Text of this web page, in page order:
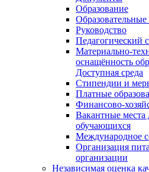
Образование
Руководство
Педагогический
Материально-
оснащённость
Доступная среда
Стипендии и
Платные
Финансово-
Вакантные места
обучающихся
Международное
Организация
организации
Независимая оценка